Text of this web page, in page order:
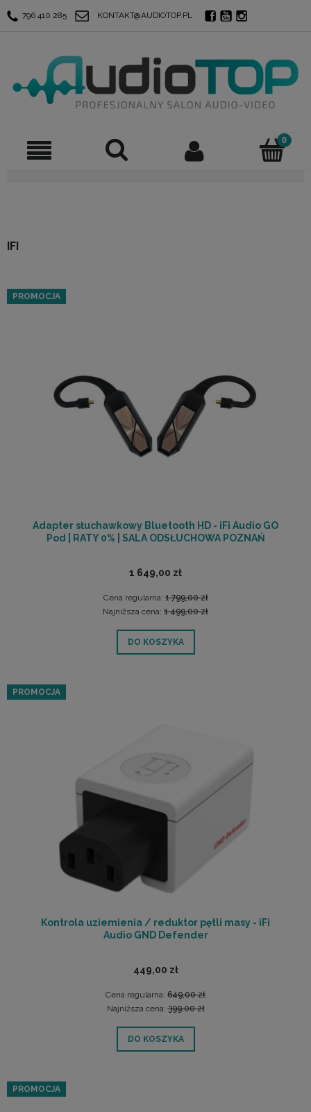
796 410 285 KONTAKT@AUDIOTOP.PL
IFI
Adapter słuchawkowy Bluetooth HD - iFi Audio GO
Pod | RATY 0% | SALA ODSŁUCHOWA POZNAŃ
1 649,00 zł
Cena regularna:1 799,00 zł
Najniższa cena: 1 499,00 zł
DO KOSZYKA
PROMOCJA
Kontrola uziemienia / reduktor pętli masy - iFi
Audio GND Defender
449,00 zł
Cena regularna: 649,00 zł
Najniższa cena:399,00 zł
DO KOSZYKA
PROMOCJA
PROMOCJA